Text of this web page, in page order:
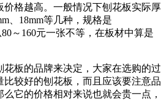
价格越高。一般情况下刨花板实际厚
、18mm等几种，规格是
80～160元一张不等，在板材中算是
板的品牌来决定，大家在选购的过
较好的刨花板，而且应该要注意品
它的价格相对来说也就会贵一点，